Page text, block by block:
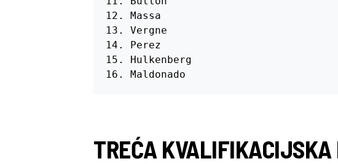
12. Massa
13. Vergne
14. Perez
15. Hulkenberg
16. Maldonado
TREĆA KVALIFIKACIJSKA